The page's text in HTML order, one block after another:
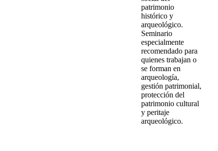
patrimonio
histórico y
arqueológico.
Seminario
especialmente
recomendado para
quienes trabajan o
se forman en
arqueología,
gestión patrimonial,
protección del
patrimonio cultural
y peritaje
arqueológico.